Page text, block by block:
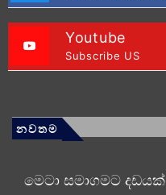
Youtube
Subscribe US
නවතම
මෙටා සමාගමට දඩයක්